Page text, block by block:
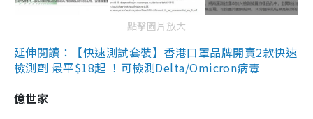
點擊圖片放大
延伸閱讀：【快速測試套裝】香港口罩品牌開賣2款快速
檢測劑 最平$18起 ！可檢測Delta/Omicron病毒
億世家